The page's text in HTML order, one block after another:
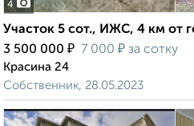
4
Участок 5 сот., ИЖС, 4 км от
3 500 000 ₽ 7 000 ₽ за сотку
Красина 24
Собственник, 28.05.2023